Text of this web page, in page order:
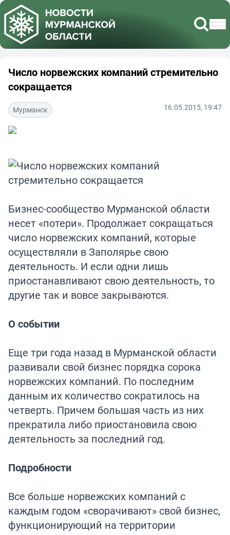
Число норвежских компаний стремительно
сокращается
Мурманск 16.05.2015, 19:47
Бизнес-сообщество Мурманской области
несет «потери». Продолжает сокращаться
число норвежских компаний, которые
осуществляли в Заполярье свою
деятельность. И если одни лишь
приостанавливают свою деятельность, то
другие так и вовсе закрываются.
О событии
Еще три года назад в Мурманской области
развивали свой бизнес порядка сорока
норвежских компаний. По последним
данным их количество сократилось на
четверть. Причем большая часть из них
прекратила либо приостановила свою
деятельность за последний год.
Подробности
Все больше норвежских компаний с
каждым годом «сворачивают» свой бизнес,
функционирующий на территории